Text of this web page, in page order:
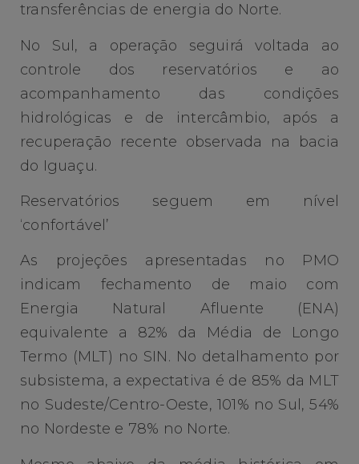
transferências de energia do Norte.
No Sul, a operação seguirá voltada ao
controle dos reservatórios e ao
acompanhamento das condições
hidrológicas e de intercâmbio, após a
recuperação recente observada na bacia
do Iguaçu.
Reservatórios seguem em nível
‘confortável’
As projeções apresentadas no PMO
indicam fechamento de maio com
Energia Natural Afluente (ENA)
equivalente a 82% da Média de Longo
Termo (MLT) no SIN. No detalhamento por
subsistema, a expectativa é de 85% da MLT
no Sudeste/Centro-Oeste, 101% no Sul, 54%
no Nordeste e 78% no Norte.